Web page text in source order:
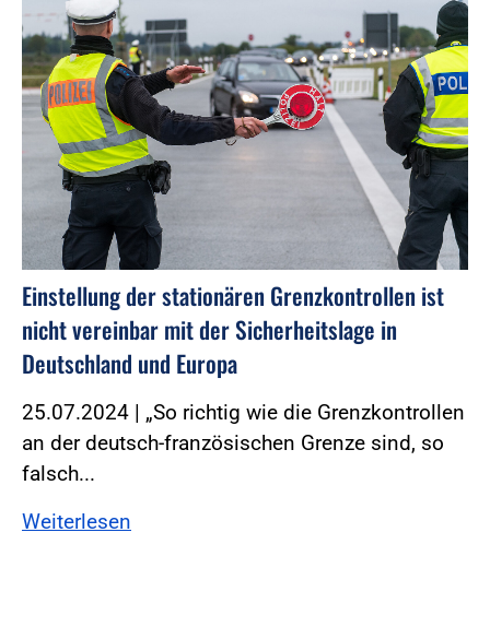
Einstellung der stationären Grenzkontrollen ist
nicht vereinbar mit der Sicherheitslage in
Deutschland und Europa
25.07.2024 | „So richtig wie die Grenzkontrollen
an der deutsch-französischen Grenze sind, so
falsch...
Weiterlesen